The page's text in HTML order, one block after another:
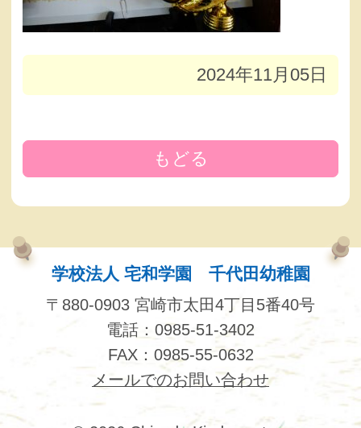
2024年11月05日
もどる
学校法人 宅和学園 千代田幼稚園
〒880-0903 宮崎市太田4丁目5番40号
電話：0985-51-3402
FAX：0985-55-0632
メールでのお問い合わせ